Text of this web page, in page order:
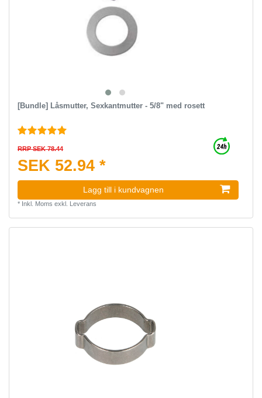
[Bundle] Låsmutter, Sexkantmutter - 5/8" med rosett
RRP SEK 78.44
SEK 52.94 *
Lagg till i kundvagnen
* Inkl. Moms exkl. Leverans